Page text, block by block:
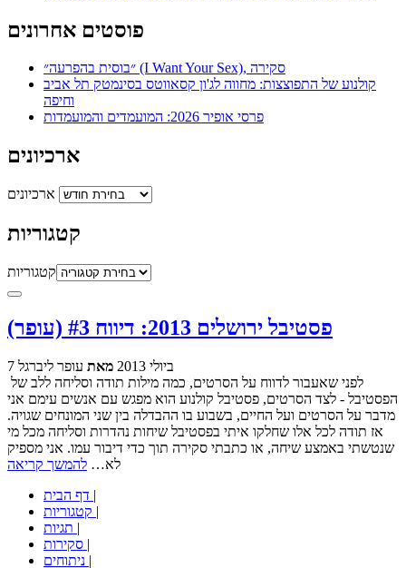
פוסטים אחרונים
״בוסית בהפרעה״ (I Want Your Sex), סקירה
קולנוע של התפוצצות: מחווה לג'ון קסאווטס בסינמטק תל אביב
וחיפה
פרסי אופיר 2026: המועמדים והמועמדות
ארכיונים
ארכיונים
קטגוריות
קטגוריות
פסטיבל ירושלים 2013: דיווח #3 (עופר)
7 ביולי 2013 מאת עופר ליברגל
הפסטיבל - לצד הסרטים, פסטיבל קולנוע הוא מפגש עם אנשים עימם אני
מדבר על הסרטים ועל החיים, בשבוע בו ההבדלה בין שני המונחים שגויה.
אז תודה לכל אלו שחלקו איתי בפסטיבל שיחות נהדרות וסליחה מכל מי
שנטשתי באמצע שיחה, או כתבתי סקירה תוך כדי דיבור עמו. אני מספיק
לא… להמשך קריאה
|
|
|
|
|